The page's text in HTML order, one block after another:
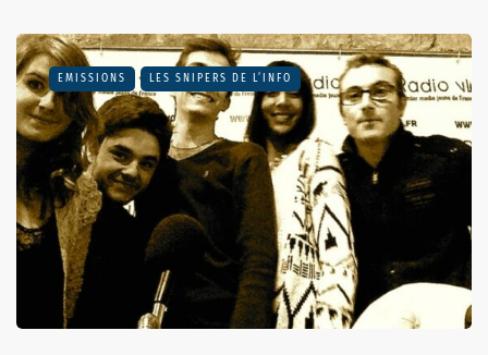
EMISSIONS LES SNIPERS DE L’INFO